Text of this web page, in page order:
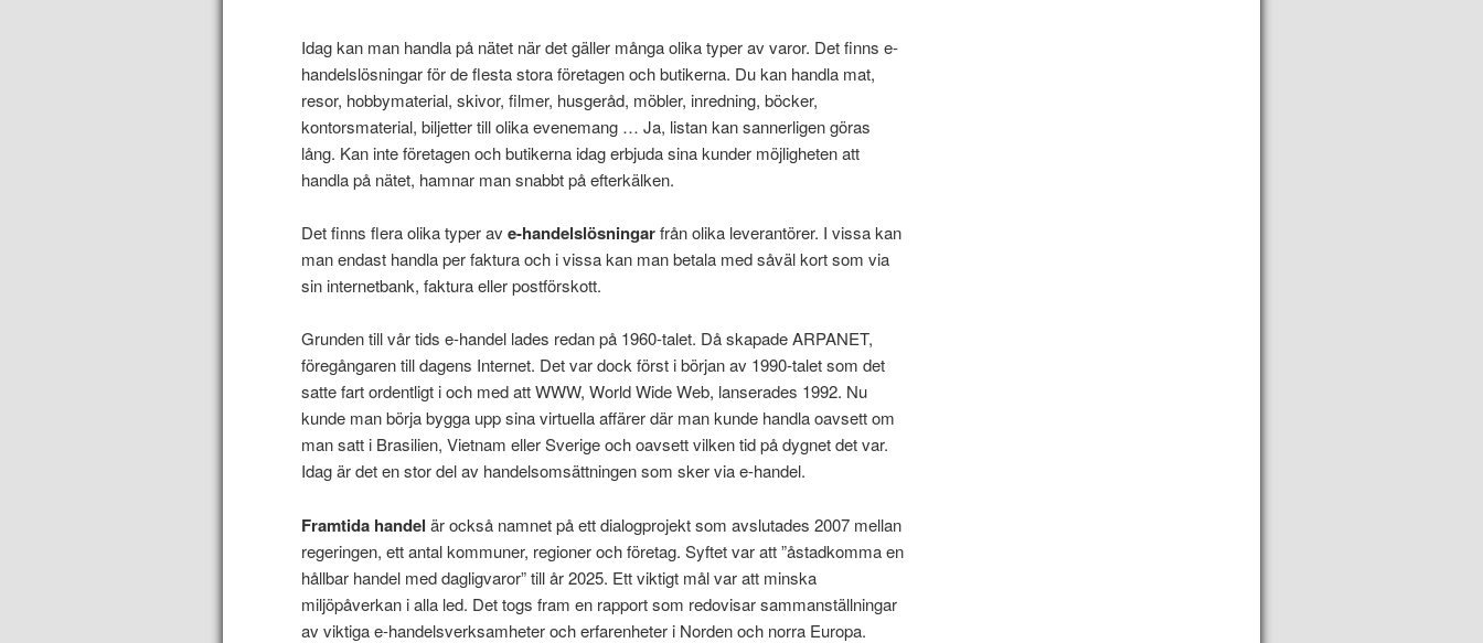
Idag kan man handla på nätet när det gäller många olika typer av varor. Det finns e-
handelslösningar för de flesta stora företagen och butikerna. Du kan handla mat,
resor, hobbymaterial, skivor, filmer, husgeråd, möbler, inredning, böcker,
kontorsmaterial, biljetter till olika evenemang … Ja, listan kan sannerligen göras
lång. Kan inte företagen och butikerna idag erbjuda sina kunder möjligheten att
handla på nätet, hamnar man snabbt på efterkälken.
Det finns flera olika typer ave-handelslösningarfrån olika leverantörer. I vissa kan
man endast handla per faktura och i vissa kan man betala med såväl kort som via
sin internetbank, faktura eller postförskott.
Grunden till vår tids e-handel lades redan på 1960-talet. Då skapade ARPANET,
föregångaren till dagens Internet. Det var dock först i början av 1990-talet som det
satte fart ordentligt i och med att WWW, World Wide Web, lanserades 1992. Nu
kunde man börja bygga upp sina virtuella affärer där man kunde handla oavsett om
man satt i Brasilien, Vietnam eller Sverige och oavsett vilken tid på dygnet det var.
Idag är det en stor del av handelsomsättningen som sker via e-handel.
Framtida handel är också namnet på ett dialogprojekt som avslutades 2007 mellan
regeringen, ett antal kommuner, regioner och företag. Syftet var att ”åstadkomma en
hållbar handel med dagligvaror” till år 2025. Ett viktigt mål var att minska
miljöpåverkan i alla led. Det togs fram en rapport som redovisar sammanställningar
av viktiga e-handelsverksamheter och erfarenheter i Norden och norra Europa.